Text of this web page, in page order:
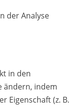
der Analyse
in den
ändern, indem
Eigenschaft (z. B.